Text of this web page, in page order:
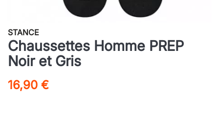
STANCE
Chaussettes Homme PREP
Noir et Gris
16,90 €